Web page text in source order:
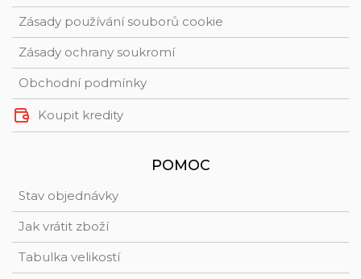
Zásady používání souborů cookie
Zásady ochrany soukromí
Obchodní podmínky
Koupit kredity
POMOC
Stav objednávky
Jak vrátit zboží
Tabulka velikostí